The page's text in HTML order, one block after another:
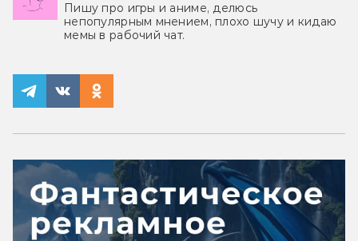
Пишу про игры и аниме, делюсь
непопулярным мнением, плохо шучу и кидаю
мемы в рабочий чат.